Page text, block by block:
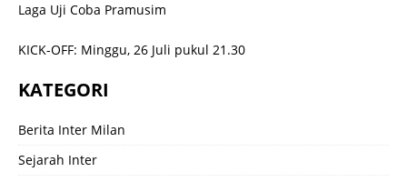
Laga Uji Coba Pramusim
KICK-OFF: Minggu, 26 Juli pukul 21.30
KATEGORI
Berita Inter Milan
Sejarah Inter